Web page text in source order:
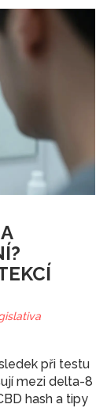
při testu
mezi delta-8
hash a tipy